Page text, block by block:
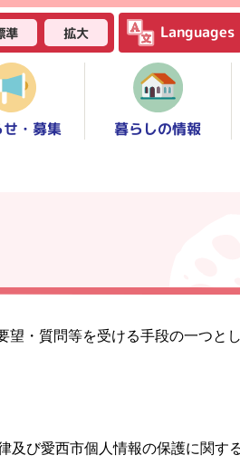
準 拡大 Languages
・募集 暮らしの情報
・質問等を受ける手段の一つと
び愛西市個人情報の保護に関